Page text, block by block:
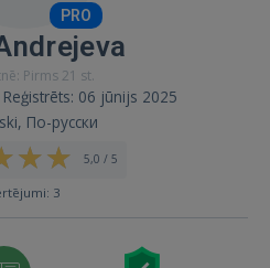
PRO
Pirms 21 st.
Reģistrēts: 06 jūnijs 2025
По-русски
5,0 / 5
3